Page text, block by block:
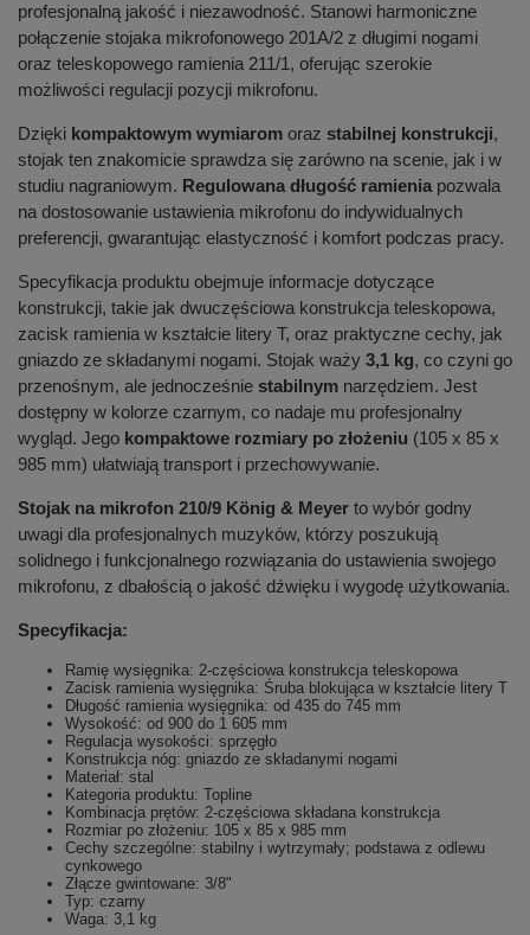
profesjonalną jakość i niezawodność. Stanowi harmoniczne
połączenie stojaka mikrofonowego 201A/2 z długimi nogami
oraz teleskopowego ramienia 211/1, oferując szerokie
możliwości regulacji pozycji mikrofonu.
Dzięki kompaktowym wymiarom oraz stabilnej konstrukcji,
stojak ten znakomicie sprawdza się zarówno na scenie, jak i w
studiu nagraniowym. Regulowana długość ramienia pozwala
na dostosowanie ustawienia mikrofonu do indywidualnych
preferencji, gwarantując elastyczność i komfort podczas pracy.
Specyfikacja produktu obejmuje informacje dotyczące
konstrukcji, takie jak dwuczęściowa konstrukcja teleskopowa,
zacisk ramienia w kształcie litery T, oraz praktyczne cechy, jak
gniazdo ze składanymi nogami. Stojak waży 3,1 kg, co czyni go
przenośnym, ale jednocześnie stabilnym narzędziem. Jest
dostępny w kolorze czarnym, co nadaje mu profesjonalny
wygląd. Jego kompaktowe rozmiary po złożeniu (105 x 85 x
985 mm) ułatwiają transport i przechowywanie.
Stojak na mikrofon 210/9 König & Meyer to wybór godny
uwagi dla profesjonalnych muzyków, którzy poszukują
solidnego i funkcjonalnego rozwiązania do ustawienia swojego
mikrofonu, z dbałością o jakość dźwięku i wygodę użytkowania.
Specyfikacja:
Ramię wysięgnika: 2-częściowa konstrukcja teleskopowa
Zacisk ramienia wysięgnika: Śruba blokująca w kształcie litery T
Długość ramienia wysięgnika: od 435 do 745 mm
Wysokość: od 900 do 1 605 mm
Regulacja wysokości: sprzęgło
Konstrukcja nóg: gniazdo ze składanymi nogami
Materiał: stal
Kategoria produktu: Topline
Kombinacja prętów: 2-częściowa składana konstrukcja
Rozmiar po złożeniu: 105 x 85 x 985 mm
Cechy szczególne: stabilny i wytrzymały; podstawa z odlewu
cynkowego
Złącze gwintowane: 3/8"
Typ: czarny
Waga: 3,1 kg